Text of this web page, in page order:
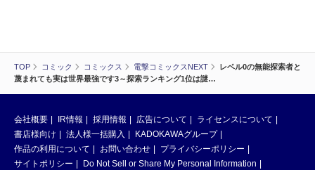
TOP コミック コミックス 電撃コミックスNEXT
レベル0の無能探索者と
蔑まれても実は世界最強です3～探索ランキング1位は謎…
会社概要 IR情報 採用情報 広告について
ライセンスについて
書店様向け
法人様一括購入
KADOKAWAグループ
作品の利用について
お問い合わせ
プライバシーポリシー
サイトポリシー
Do Not Sell or Share My Personal Information